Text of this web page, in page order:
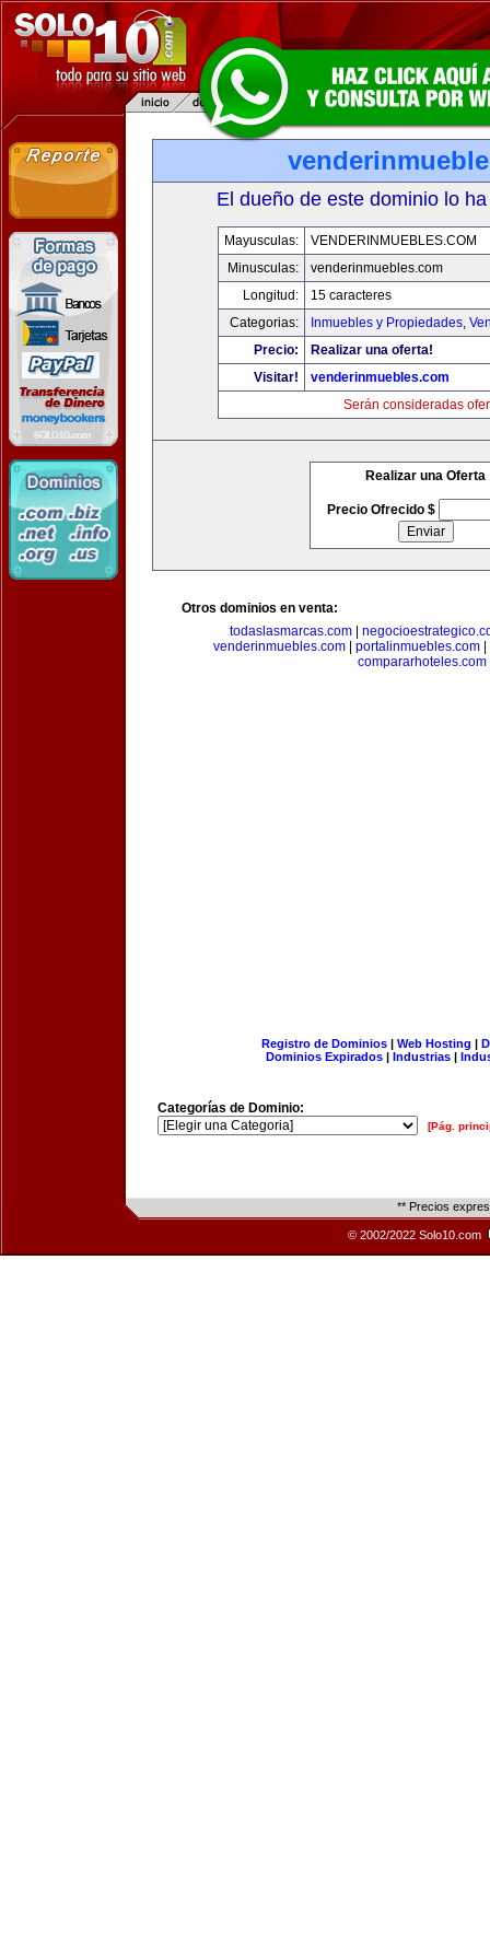
El dueño de este dominio lo
Mayusculas:
VENDERINMUEBLES.COM
Minusculas:
venderinmuebles.com
Longitud:
15 caracteres
Categorias:
Inmuebles y Propiedades,
Precio:
Realizar una oferta!
Visitar!
venderinmuebles.com
Serán consideradas
Realizar una Oferta
Precio Ofrecido $
Otros dominios en venta:
todaslasmarcas.com
venderinmuebles.com| portalinmuebles.com|
compararhoteles.com
Registro de Dominios| Web Hosting |
Dominios Expirados | Industrias |
Categorías de Dominio:
[Pág.
** Precios
© 2002/2022 Solo10.com